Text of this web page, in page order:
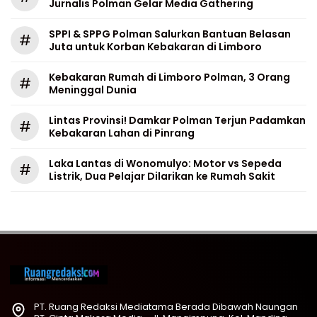
Jurnalis Polman Gelar Media Gathering
#
SPPI & SPPG Polman Salurkan Bantuan Belasan
Juta untuk Korban Kebakaran di Limboro
#
Kebakaran Rumah di Limboro Polman, 3 Orang
Meninggal Dunia
#
Lintas Provinsi! Damkar Polman Terjun Padamkan
Kebakaran Lahan di Pinrang
#
Laka Lantas di Wonomulyo: Motor vs Sepeda
Listrik, Dua Pelajar Dilarikan ke Rumah Sakit
PT. Ruang Redaksi Mediatama Berada Dibawah Naungan